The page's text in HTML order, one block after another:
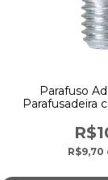
Parafuso
Parafusadeira
R$9,70